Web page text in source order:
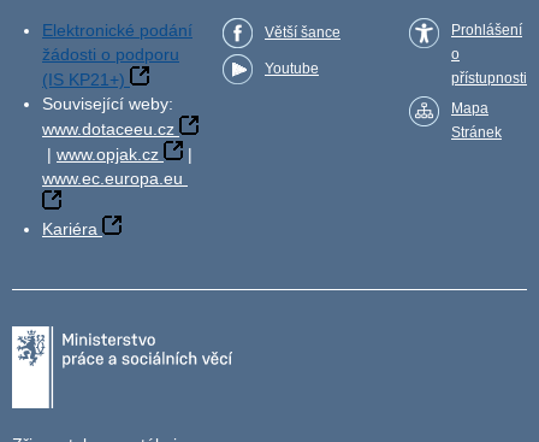
Elektronické podání
žádosti o podporu
(IS KP21+)
Související weby:
www.dotaceeu.cz
| www.opjak.cz
|
www.ec.europa.eu
Kariéra
Větší šance
Youtube
Prohlášení
o
přístupnosti
Mapa
Stránek